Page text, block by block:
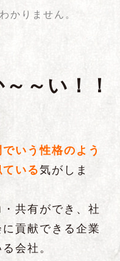
かりません。
～い！！
でいう性格のよう
いる気がしま
共有ができ、社
貢献できる企業
会社。